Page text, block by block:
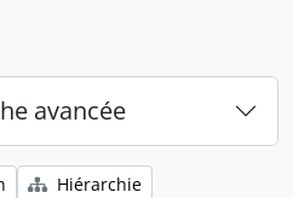
avancée
Hiérarchie